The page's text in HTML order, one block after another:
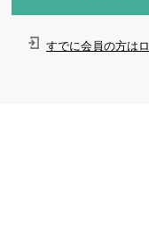
すでに会員の方は